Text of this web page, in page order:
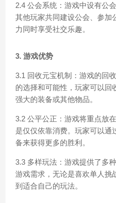
2.4 公会系统：游戏中设有公
其他玩家共同建设公会、参加
力同时享受社交乐趣。
3. 游戏优势
3.1 回收元宝机制：游戏的回
的选择和可能性，玩家可以回
强大的装备或其他物品。
3.2 公平公正：游戏将重点放
是仅仅依靠消费。玩家可以通
备来获得更多的胜利。
3.3 多样玩法：游戏提供了多
游戏需求，无论是喜欢单人挑
到适合自己的玩法。